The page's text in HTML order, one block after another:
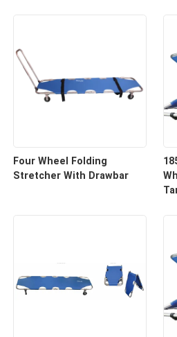
Penggunaan Rumah Sakit
Four Wheel Folding
Stretcher With Drawbar